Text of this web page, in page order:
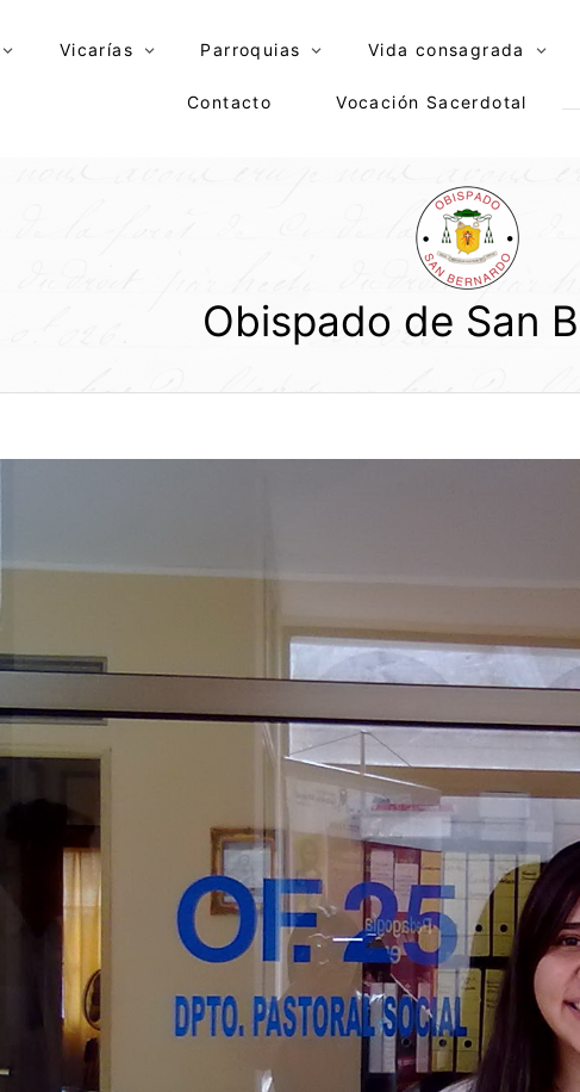
Vicarías Parroquias Vida consagrada
Contacto Vocación Sacerdotal
Obispado de San